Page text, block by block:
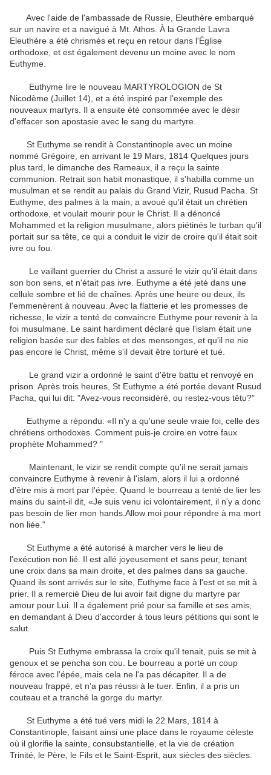
Avec l'aide de l'ambassade de Russie Eleuthère embarqué
sur un navire et a navigué à Mt. Athos À la Grande Lavra
Eleuthère a été chrismés et reçu en retour dans l'Église
orthodoxe et est également devenu un moine avec le nom
Euthyme
Euthyme lire le nouveau MARTYROLOGION de St
Nicodème (Juillet 14) et a été inspiré par l'exemple des
nouveaux martyrs Il a ensuite été consommée avec le désir
d'effacer son apostasie avec le sang du martyre
St Euthyme se rendit à Constantinople avec un moine
nommé Grégoire , en arrivant le 19 Mars 1814 Quelques jours
plus tard
le dimanche des Rameaux , il a reçu la sainte
communion
Retrait son habit monastique il s'habilla comme un
musulman et se rendit au palais du Grand Vizir, Rusud Pacha St
Euthyme des palmes à la main, a avoué qu'il était un chrétien
orthodoxe et voulait mourir pour le Christ Il a dénoncé
Mohammed et la religion musulmane alors piétinés le turban qu'il
portait sur ​​sa tête ce qui a conduit le vizir de croire qu'il était soit
ivre ou fou
Le vaillant guerrier du Christ a assuré le vizir qu'il était dans
son bon sens et n'était pas ivre Euthyme a été jeté dans une
cellule sombre et lié de chaînes Après une heure ou deux ils
l'emmenèrent à nouveau Avec la flatterie et les promesses de
richesse le vizir a tenté de convaincre Euthyme pour revenir à la
foi musulmane Le saint hardiment déclaré que l'islam était une
religion basée sur des fables et des mensonges et qu'il ne nie
pas encore le Christ , même s'il devait être torturé et tué
Le grand vizir a ordonné le saint d'être battu et renvoyé en
prison Après trois heures St Euthyme a été portée devant Rusud
Pacha qui lui dit: "Avez-vous reconsidéré ou restez-vous têtu?"
Euthyme a répondu: «Il n'y a qu'une seule vraie foi celle des
chrétiens orthodoxes Comment puis-je croire en votre faux
prophète Mohammed? "
Maintenant, le vizir se rendit compte qu'il ne serait jamais
convaincre Euthyme à revenir à l'islam , alors il lui a ordonné
d'être mis à mort par l'épée Quand le bourreau a tenté de lier les
mains du saint-il dit «Je suis venu ici volontairement il n'y a donc
pas besoin de lier mon hands.Allow moi pour répondre à ma mort
non liée. "
St Euthyme a été autorisé à marcher vers le lieu de
l'exécution non lié. Il est allé joyeusement et sans peur, tenant
une croix dans sa main droite et des palmes dans sa gauche
Quand ils sont arrivés sur le site Euthyme face à l'est et se mit à
prier. Il a remercié Dieu de lui avoir fait digne du martyre par
amour pour Lui Il a également prié pour sa famille et ses amis
en demandant à Dieu d'accorder à tous leurs pétitions qui sont le
salut
Puis St Euthyme embrassa la croix qu'il tenait puis se mit à
genoux et se pencha son cou Le bourreau a porté un coup
féroce avec l'épée mais cela ne l'a pas décapiter. Il a de
nouveau frappé et n'a pas réussi à le tuer. Enfin il a pris un
couteau et a tranché la gorge du martyr.
St Euthyme a été tué vers midi le 22 Mars, 1814 à
Constantinople faisant ainsi une place dans le royaume céleste
où il glorifie la sainte consubstantielle et la vie de création
Trinité, le Père, le Fils et le Saint-Esprit aux siècles des siècles